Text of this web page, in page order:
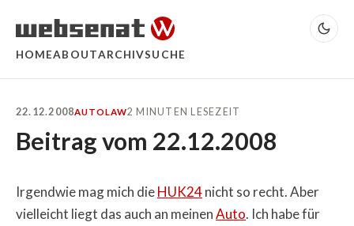
HOMEABOUTARCHIVSUCHE
22.12.2008AUTOLAW2 MINUTEN LESEZEIT
Beitrag vom 22.12.2008
Irgendwie mag mich dieHUK24nicht so recht. Aber
vielleicht liegt das auch an meinenAuto. Ich habe für